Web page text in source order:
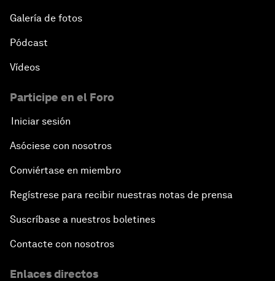
Galería de fotos
Pódcast
Vídeos
Participe en el Foro
Iniciar sesión
Asóciese con nosotros
Conviértase en miembro
Regístrese para recibir nuestras notas de prensa
Suscríbase a nuestros boletines
Contacte con nosotros
Enlaces directos